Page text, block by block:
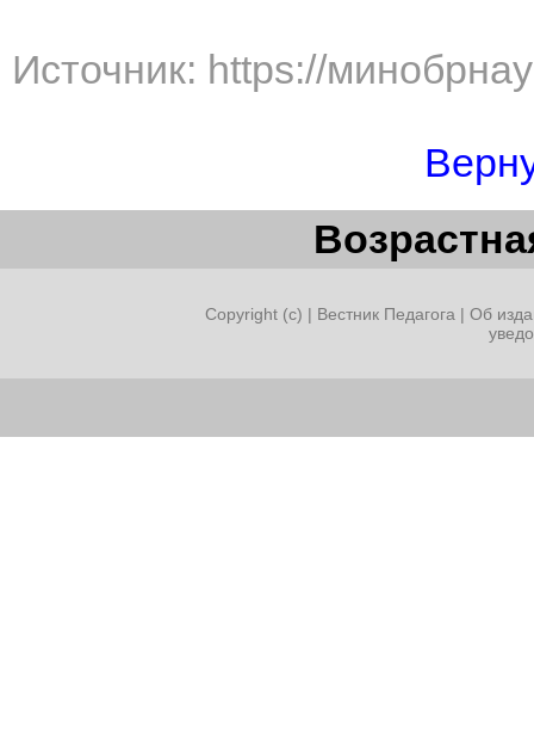
Источник: https://
Copyright (c) | Вестник Педагога | Об